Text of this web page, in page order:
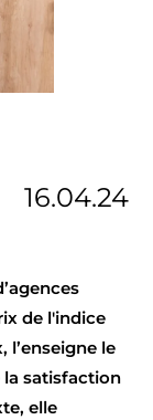
16.04.24
de l'indice
l’enseigne le
satisfaction
elle